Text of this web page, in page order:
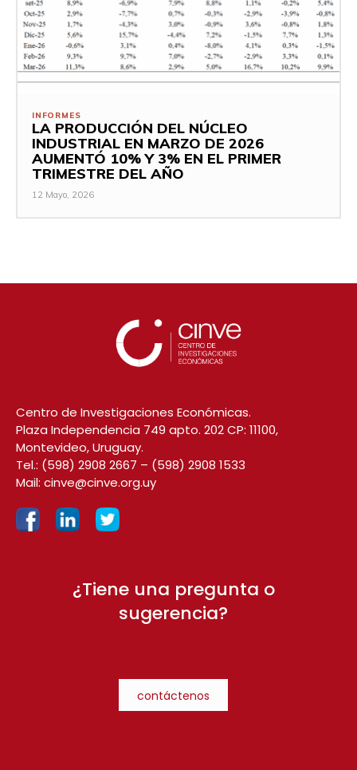
INFORMES
LA PRODUCCIÓN DEL NÚCLEO
INDUSTRIAL EN MARZO DE 2026
AUMENTÓ 10% Y 3% EN EL PRIMER
TRIMESTRE DEL AÑO
12 Mayo, 2026
Centro de Investigaciones Económicas.
Plaza Independencia 749 apto. 202 CP: 11100,
Montevideo, Uruguay.
Tel.: (598) 2908 2667 – (598) 2908 1533
Mail: cinve@cinve.org.uy
¿Tiene una pregunta o
sugerencia?
contáctenos